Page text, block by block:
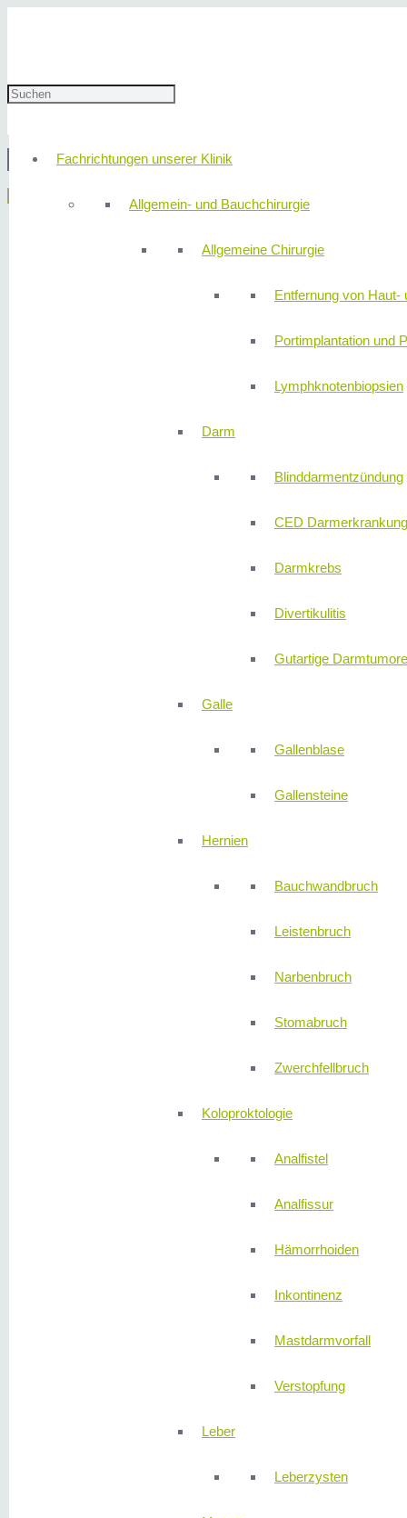
Fachrichtungen unserer Klinik
Allgemein- und Bauchchirurgie
Allgemeine Chirurgie
Entfernung von Haut-
Portimplantation und
Lymphknotenbiopsien
Darm
Blinddarmentzündung
CED Darmerkrankung
Darmkrebs
Divertikulitis
Gutartige Darmtumore
Galle
Gallenblase
Gallensteine
Hernien
Bauchwandbruch
Leistenbruch
Narbenbruch
Stomabruch
Zwerchfellbruch
Koloproktologie
Analfistel
Analfissur
Hämorrhoiden
Inkontinenz
Mastdarmvorfall
Verstopfung
Leber
Leberzysten
23. Oktober 2019310redaktion
Menü